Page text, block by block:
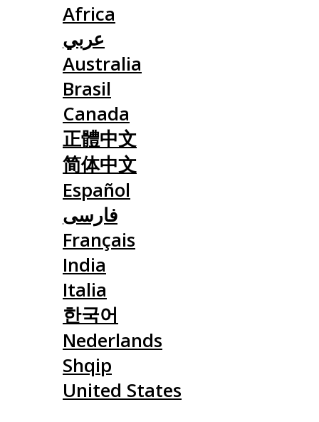
Africa
عربي
Australia
Brasil
Canada
正體中文
简体中文
Español
فارسی
Français
India
Italia
한국어
Nederlands
Shqip
United States